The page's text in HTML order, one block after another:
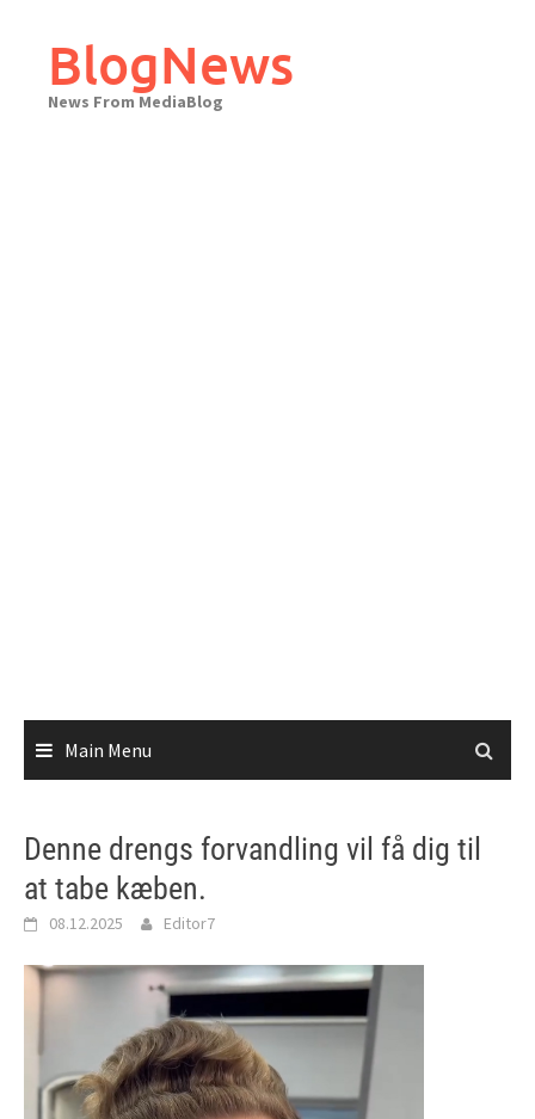
contentBlogNews
News From MediaBlog
Main Menu
Denne drengs forvandling vil få dig til
at tabe kæben.
08.12.2025 Editor7